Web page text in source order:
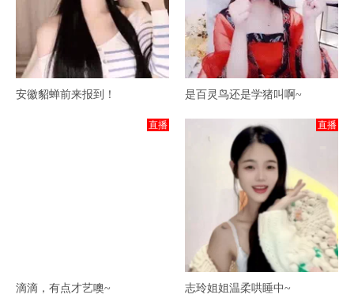
安徽貂蝉前来报到！ 是百灵鸟还是学猪叫啊~
直播
滴滴，有点才艺噢~
直播
志玲姐姐温柔哄睡中~